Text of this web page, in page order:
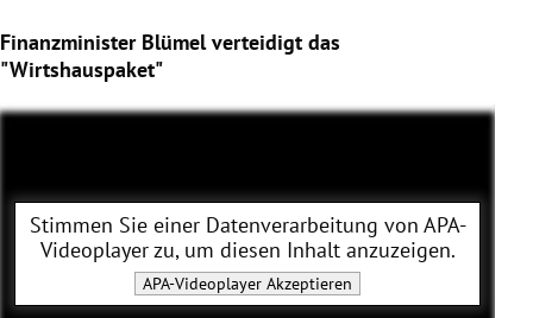
Finanzminister Blümel verteidigt das
"Wirtshauspaket"
Stimmen Sie einer Datenverarbeitung von APA-
Videoplayerzu, um diesen Inhalt anzuzeigen.
APA-Videoplayer Akzeptieren